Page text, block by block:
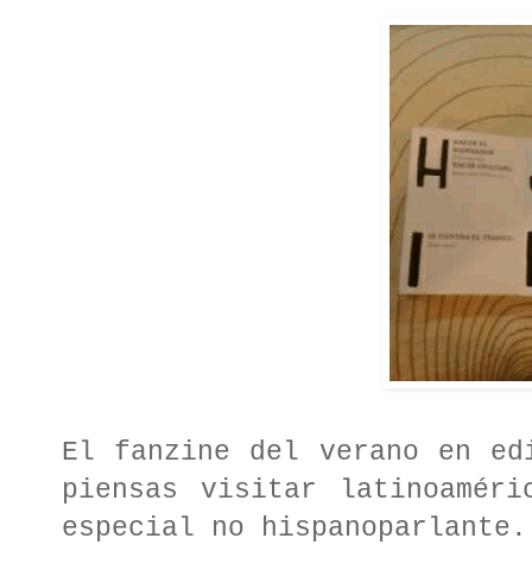
El fanzine del verano en
piensas visitar
especial no